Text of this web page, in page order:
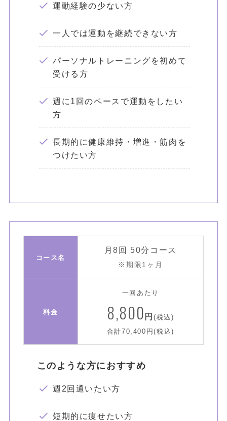
運動経験の少ない方
一人では運動を継続できない方
パーソナルトレーニングを初めて
受ける方
週に1回のペースで運動をしたい
方
長期的に健康維持・増進・筋肉を
つけたい方
コース名
月8回 50分コース
※期限1ヶ月
料金
一回あたり
8,800 円 (税込)
合計70,400円(税込)
このような方におすすめ
週2回通いたい方
短期的に痩せたい方